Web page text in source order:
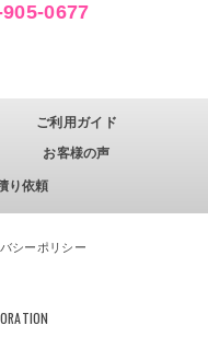
0677
ご利用ガイド
お客様の声
り依頼
シーポリシー